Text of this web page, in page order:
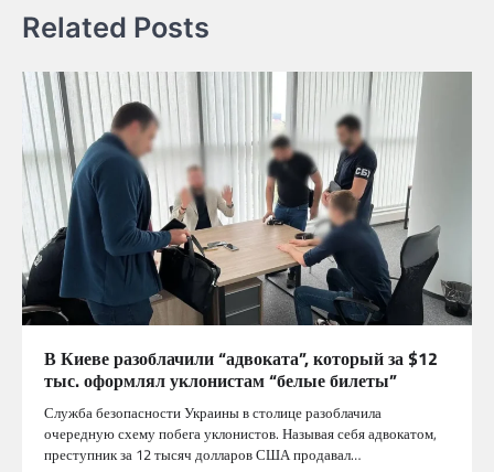
Related Posts
В Киеве разоблачили “адвоката”, который за $12
тыс. оформлял уклонистам “белые билеты”
Служба безопасности Украины в столице разоблачила
очередную схему побега уклонистов. Называя себя адвокатом,
преступник за 12 тысяч долларов США продавал…